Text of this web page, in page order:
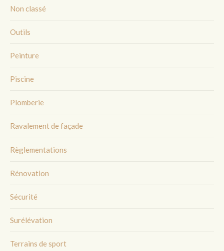
Non classé
Outils
Peinture
Piscine
Plomberie
Ravalement de façade
Règlementations
Rénovation
Sécurité
Surélévation
Terrains de sport